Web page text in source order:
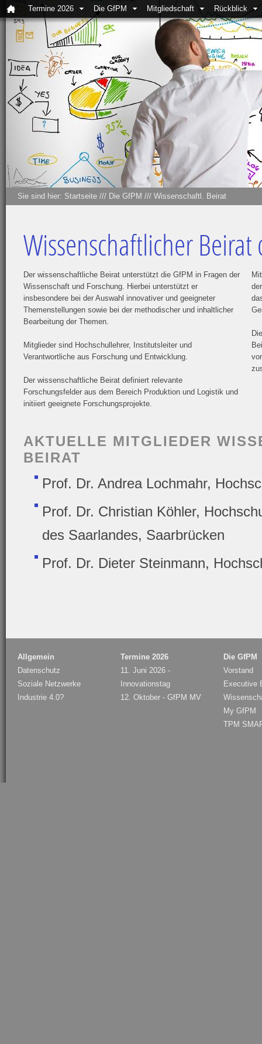
Termine 2026 Die GfPM Mitgliedschaft Rückblick
Sie sind hier: Startseite /// Die GfPM /// Wissenschaftl. Beirat
Wissenschaftlicher Beirat
Der wissenschaftliche Beirat unterstützt die GfPM in Fragen der
Wissenschaft und Forschung. Hierbei unterstützt er
insbesondere bei der Auswahl innovativer und geeigneter
Themenstellungen sowie bei der methodischer und inhaltlicher
Bearbeitung der Themen.
Mitglieder sind Hochschullehrer, Institutsleiter und
Verantwortliche aus Forschung und Entwicklung.
Der wissenschaftliche Beirat definiert relevante
Forschungsfelder aus dem Bereich Produktion und Logistik und
initiiert geeignete Forschungsprojekte.
AKTUELLE MITGLIEDER
BEIRAT
Prof. Dr. Andrea Lochmahr,
Prof. Dr. Christian Köhler,
des Saarlandes, Saarbrücken
Prof. Dr. Dieter Steinmann,
Allgemein
Datenschutz
Soziale Netzwerke
Industrie 4.0?
Termine 2026
11. Juni 2026 -
Innovationstag
12. Oktober - GfPM MV
Die GfPM
Vorstand
Executive
My GfPM
TPM